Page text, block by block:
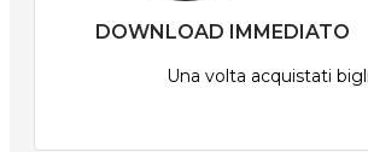
DOWNLOAD IMMEDIATO
Una volta acquistati